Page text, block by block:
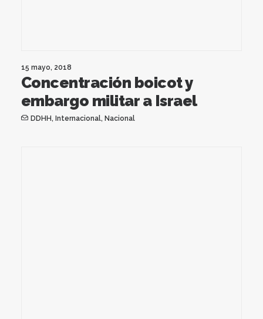
15 mayo, 2018
Concentración boicot y
embargo militar a Israel
DDHH, Internacional, Nacional